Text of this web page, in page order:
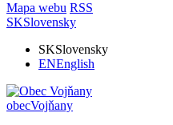
Mapa webu RSS
SKSlovensky
SKSlovensky
ENEnglish
obecVojňany